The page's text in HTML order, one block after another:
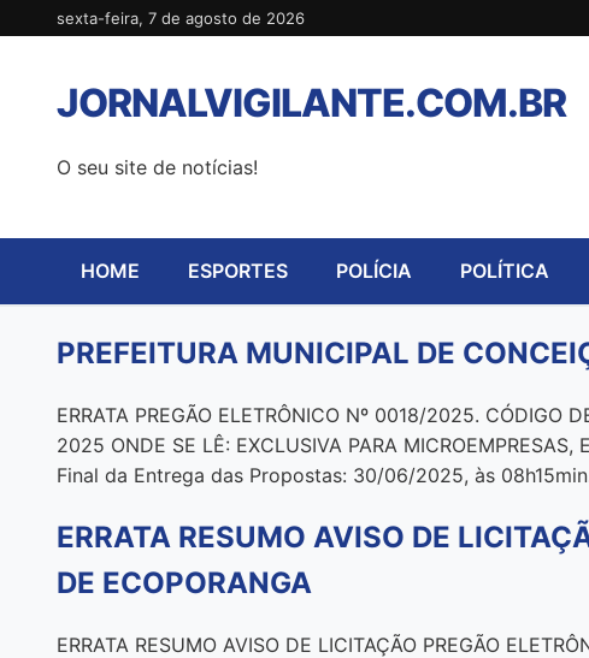
para
conteúdo
sexta-feira, 7 de agosto de 2026
JORNALVIGILANTE.COM.BR
O seu site de notícias!
HOME ESPORTES POLÍCIA POLÍTICA
PREFEITURA MUNICIPAL DE
ERRATA PREGÃO ELETRÔNICO Nº 0018/2025.
2025 ONDE SE LÊ: EXCLUSIVA PARA
Final da Entrega das Propostas: 30/06/2025, às
ERRATA RESUMO AVISO DE
DE ECOPORANGA
ERRATA RESUMO AVISO DE LICITAÇÃO PREGÃO